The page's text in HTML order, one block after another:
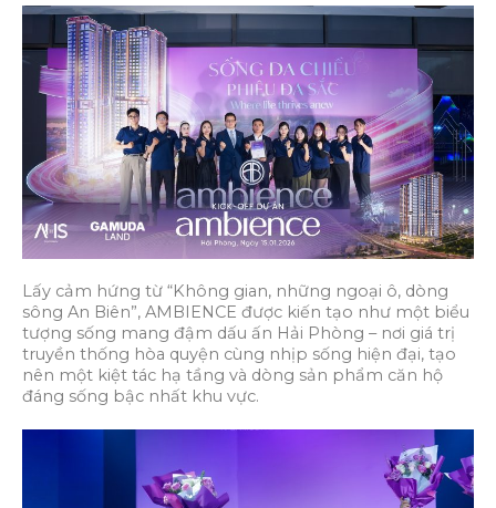
Lấy cảm hứng từ “Không gian, những ngoại ô, dòng
sông An Biên”, AMBIENCE được kiến tạo như một biểu
tượng sống mang đậm dấu ấn Hải Phòng – nơi giá trị
truyền thống hòa quyện cùng nhịp sống hiện đại, tạo
nên một kiệt tác hạ tầng và dòng sản phẩm căn hộ
đáng sống bậc nhất khu vực.